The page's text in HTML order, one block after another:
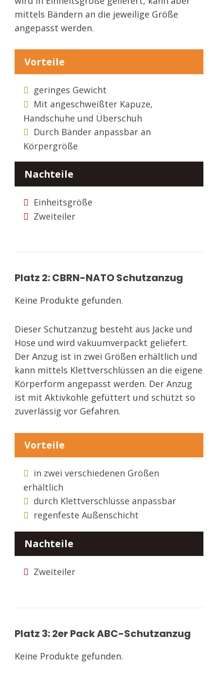
mittels Bändern an die jeweilige Größe
angepasst werden.
Vorteile
geringes Gewicht
Mit angeschweißter Kapuze,
Handschuhe und Überschuh
Durch Bänder anpassbar an
Körpergröße
Nachteile
Einheitsgröße
Zweiteiler
Platz 2: CBRN-NATO Schutzanzug
Keine Produkte gefunden.
Dieser Schutzanzug besteht aus Jacke und
Hose und wird vakuumverpackt geliefert.
Der Anzug ist in zwei Größen erhältlich und
kann mittels Klettverschlüssen an die eigene
Körperform angepasst werden. Der Anzug
ist mit Aktivkohle gefüttert und schützt so
zuverlässig vor Gefahren.
Vorteile
in zwei verschiedenen Größen
erhältlich
durch Klettverschlüsse anpassbar
regenfeste Außenschicht
Nachteile
Zweiteiler
Platz 3: 2er Pack ABC-Schutzanzug
Keine Produkte gefunden.